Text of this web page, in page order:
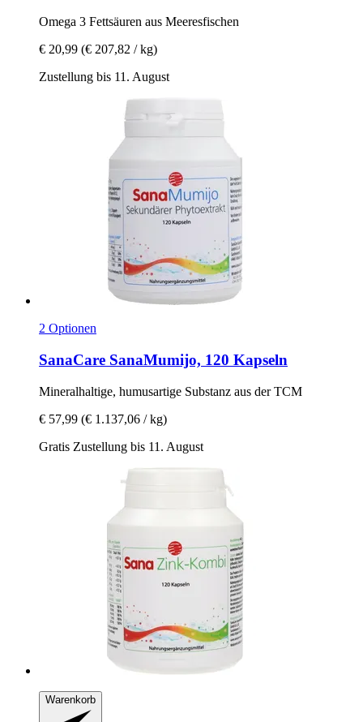
Omega 3 Fettsäuren aus Meeresfischen
€ 20,99 (€ 207,82 / kg)
Zustellung bis 11. August
2 Optionen
SanaCare SanaMumijo, 120 Kapseln
Mineralhaltige, humusartige Substanz aus der TCM
€ 57,99 (€ 1.137,06 / kg)
Gratis Zustellung bis 11. August
Warenkorb